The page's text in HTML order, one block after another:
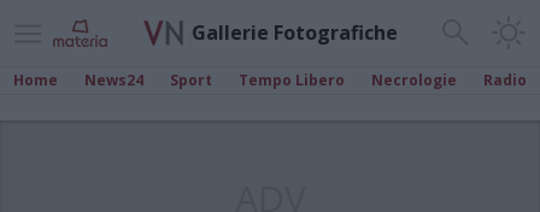
Gallerie Fotografiche
Home News24 Sport Tempo Libero Necrologie Radio